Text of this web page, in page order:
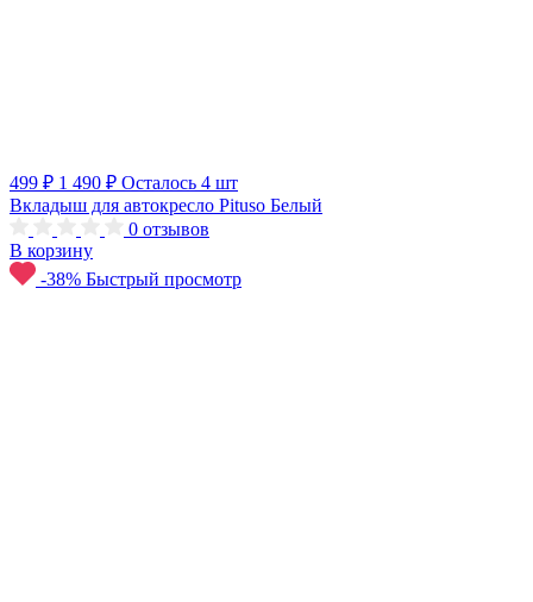
499 ₽ 1 490 ₽ Осталось 4 шт
Вкладыш для автокресло Pituso Белый
0 отзывов
В корзину
-38% Быстрый просмотр